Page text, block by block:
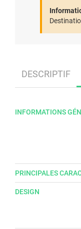
DESCRIPTIF
INFORMATIONS
PRINCIPALES
DESIGN